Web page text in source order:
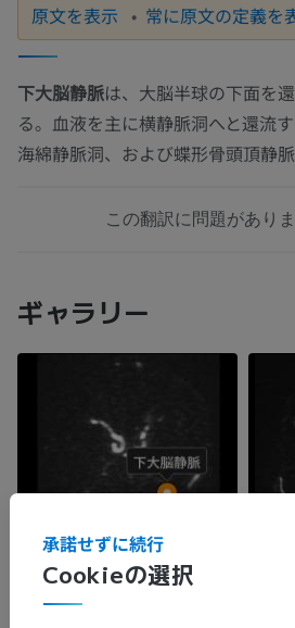
原文を表示 常に原文の定義を
下大脳静脈は、大脳半球の下面を
る。血液を主に横静脈洞へと還流
海綿静脈洞、および蝶形骨頭頂静
この翻訳に問題があり
ギャラリー
Cookieの選択
承諾せずに続行